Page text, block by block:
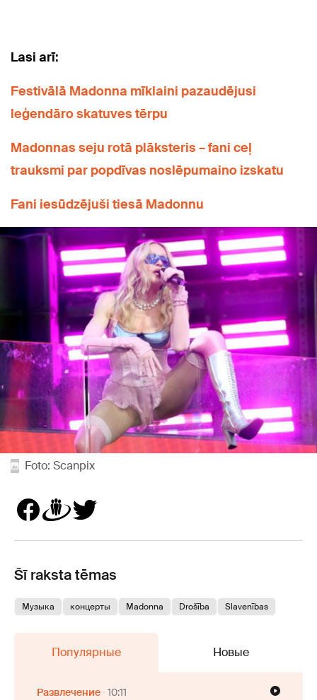
Lasi arī:
Festivālā Madonna mīklaini pazaudējusi
leģendāro skatuves tērpu
Madonnas seju rotā plāksteris – fani ceļ
trauksmi par popdīvas noslēpumaino izskatu
Fani iesūdzējuši tiesā Madonnu
Foto: Scanpix
Šī raksta tēmas
Музыка концерты Madonna Drošība Slavenības
Популярные Новые
Развлечение 10:11